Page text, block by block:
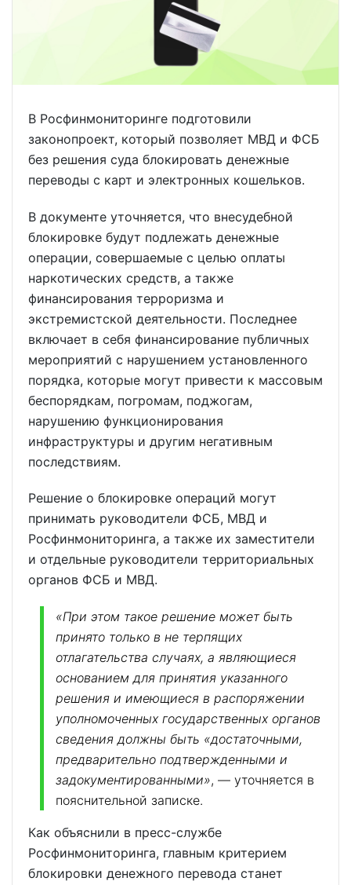
В Росфинмониторинге подготовили
законопроект, который позволяет МВД и ФСБ
без решения суда блокировать денежные
переводы с карт и электронных кошельков.
В документе уточняется, что внесудебной
блокировке будут подлежать денежные
операции, совершаемые с целью оплаты
наркотических средств, а также
финансирования терроризма и
экстремистской деятельности. Последнее
включает в себя финансирование публичных
мероприятий ‎с нарушением установленного
порядка, которые могут привести к массовым
беспорядкам, погромам, поджогам,
нарушению функционирования
инфраструктуры и другим негативным
последствиям.
Решение о блокировке операций могут
принимать руководители ФСБ, МВД и
Росфинмониторинга, а также их заместители
и отдельные руководители территориальных
органов ФСБ и МВД.
«При этом такое решение может быть
принято только в не терпящих
отлагательства случаях, а являющиеся
основанием для принятия указанного
решения и имеющиеся в распоряжении
уполномоченных государственных органов
сведения должны быть «достаточными,
предварительно подтвержденными и
задокументированными», — уточняется в
пояснительной записке.
Как объяснили в пресс-службе
Росфинмониторинга, главным критерием
блокировки денежного перевода станет